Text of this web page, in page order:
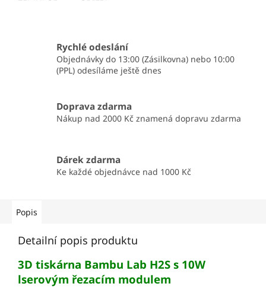
Rychlé odeslání
Objednávky do 13:00 (Zásilkovna) nebo 10:00
(PPL) odesíláme ještě dnes
Doprava zdarma
Nákup nad 2000 Kč znamená dopravu zdarma
Dárek zdarma
Ke každé objednávce nad 1000 Kč
Popis
Detailní popis produktu
3D tiskárna Bambu Lab H2S s 10W
lserovým řezacím modulem